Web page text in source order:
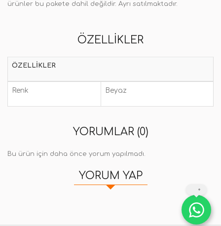
ürünler bu pakete dahil değildir. Ayrı satılmaktadır.
ÖZELLIKLER
ÖZELLIKLER
Renk Beyaz
YORUMLAR (0)
Bu ürün için daha önce yorum yapılmadı.
YORUM YAP